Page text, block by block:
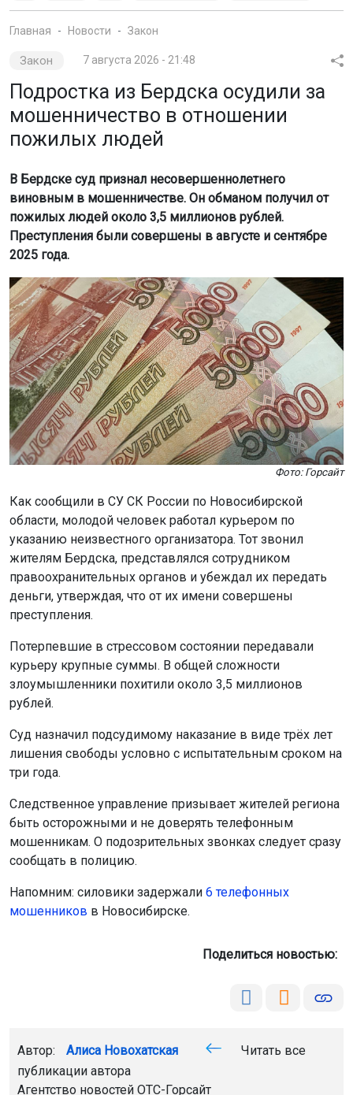
Главная Новости Закон
Закон 7 августа 2026 - 21:48
Подростка из Бердска осудили за
мошенничество в отношении
пожилых людей
В Бердске суд признал несовершеннолетнего
виновным в мошенничестве. Он обманом получил от
пожилых людей около 3,5 миллионов рублей.
Преступления были совершены в августе и сентябре
2025 года.
Фото: Горсайт
Как сообщили в СУ СК России по Новосибирской
области, молодой человек работал курьером по
указанию неизвестного организатора. Тот звонил
жителям Бердска, представлялся сотрудником
правоохранительных органов и убеждал их передать
деньги, утверждая, что от их имени совершены
преступления.
Потерпевшие в стрессовом состоянии передавали
курьеру крупные суммы. В общей сложности
злоумышленники похитили около 3,5 миллионов
рублей.
Суд назначил подсудимому наказание в виде трёх лет
лишения свободы условно с испытательным сроком на
три года.
Следственное управление призывает жителей региона
быть осторожными и не доверять телефонным
мошенникам. О подозрительных звонках следует сразу
сообщать в полицию.
Напомним: силовики задержали 6 телефонных
мошенников в Новосибирске.
Поделиться новостью:
Автор: Алиса Новохатская
Читать все
публикации автора
Агентство новостей ОТС-Горсайт